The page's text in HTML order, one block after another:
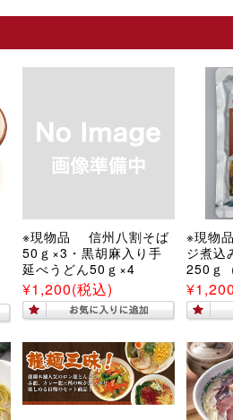
※現物品 信州八割そば
50ｇ×3・黒胡麻入り手
延べうどん50ｇ×4
¥1,200(税込)
※現物
ジ煮込
250ｇ
¥1,200